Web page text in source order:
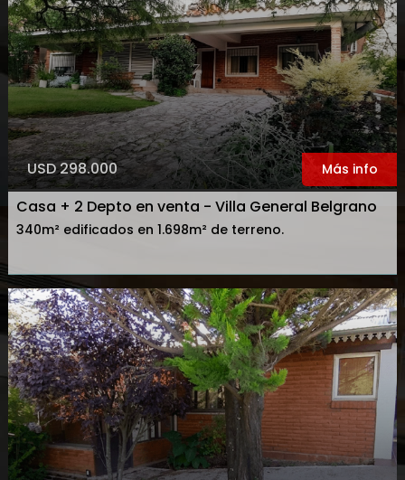
Más info
USD 298.000
Casa + 2 Depto en venta - Villa General Belgrano
340m² edificados en 1.698m² de terreno.